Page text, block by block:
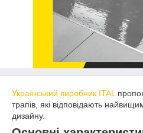
Український виробник ITAL
трапів, які відповідають
дизайну.